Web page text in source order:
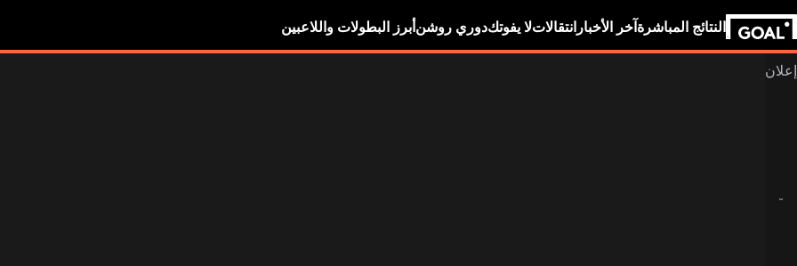
النتائج المباشرة آخر الأخبار انتقالاتلا يفوتكدوري روشن أبرز البطولات واللاعبين